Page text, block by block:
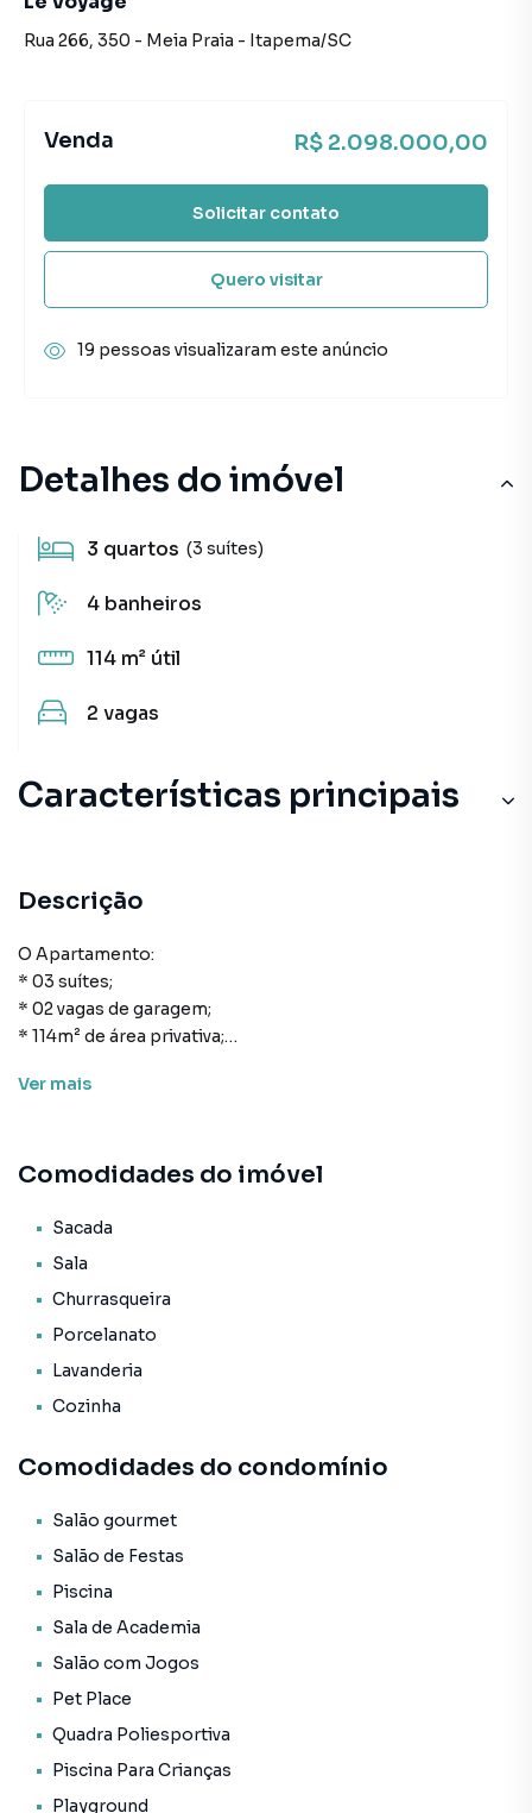
Detalhes do imóvel
3 quartos (3 suítes)
4 banheiros
114 m² útil
2 vagas
Características principais
Descrição
O Apartamento:
* 03 suítes;
* 02 vagas de garagem;
* 114m² de área privativa;
* Área de serviço;
* Sacada com churrasqueira;
* Porcelanato;
* Vista Panorâmica.
O Empreendimento / Área de lazer:
* Piscina infantil;
* Academia;
* Playground;
* Entrada p/ banhistas e box de praia;
* Pub;
* Hidromassagem;
* Elevador;
* Interfone;
* Internet;
* Estar Social;
* Vista das Montanhas;
* 400m do mar;
* Quadra poliesportiva;
Ver mais
Comodidades do imóvel
Sacada
Sala
Churrasqueira
Porcelanato
Lavanderia
Cozinha
Comodidades do condomínio
Salão gourmet
Salão de Festas
Piscina
Sala de Academia
Salão com Jogos
Pet Place
Quadra Poliesportiva
Piscina Para Crianças
Playground
Rua 266, 350 - Meia Praia - Itapema/SC
Venda R$ 2.098.000,00
Solicitar contato
Quero visitar
19 pessoas visualizaram este anúncio